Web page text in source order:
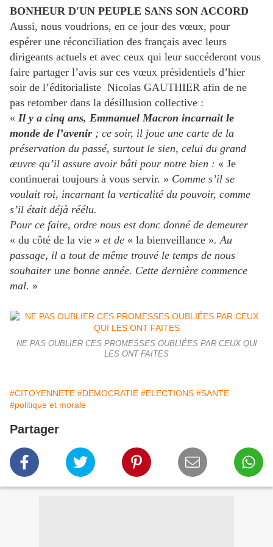
BONHEUR D'UN PEUPLE SANS SON ACCORD
Aussi, nous voudrions, en ce jour des vœux, pour
espérer une réconciliation des français avec leurs
dirigeants actuels et avec ceux qui leur succéderont vous
faire partager l’avis sur ces vœux présidentiels d’hier
soir de l’éditorialiste Nicolas GAUTHIER afin de ne
pas retomber dans la désillusion collective :
« Il y a cinq ans, Emmanuel Macron incarnait le
monde de l’avenir ; ce soir, il joue une carte de la
préservation du passé, surtout le sien, celui du grand
œuvre qu’il assure avoir bâti pour notre bien : « Je
continuerai toujours à vous servir. » Comme s’il se
voulait roi, incarnant la verticalité du pouvoir, comme
s’il était déjà réélu.
Pour ce faire, ordre nous est donc donné de demeurer
« du côté de la vie » et de « la bienveillance ». Au
passage, il a tout de même trouvé le temps de nous
souhaiter une bonne année. Cette dernière commence
mal. »
NE PAS OUBLIER CES PROMESSES OUBLIÉES PAR CEUX QUI
LES ONT FAITES
#CITOYENNETE #DEMOCRATIE #ELECTIONS #SANTE
#politique et morale
Partager